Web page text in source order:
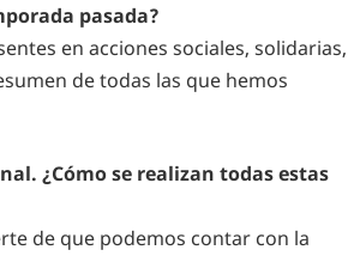
pasada?
en acciones sociales, solidarias,
de todas las que hemos
¿Cómo se realizan todas estas
de que podemos contar con la